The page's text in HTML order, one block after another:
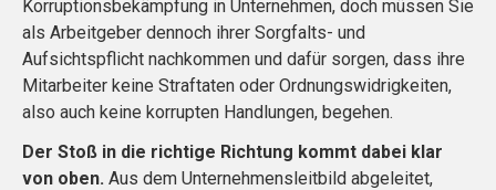
Korruptionsbekämpfung in Unternehmen, doch müssen Sie
als Arbeitgeber dennoch ihrer Sorgfalts- und
Aufsichtspflicht nachkommen und dafür sorgen, dass ihre
Mitarbeiter keine Straftaten oder Ordnungswidrigkeiten,
also auch keine korrupten Handlungen, begehen.
Der Stoß in die richtige Richtung kommt dabei klar
von oben. Aus dem Unternehmensleitbild abgeleitet,